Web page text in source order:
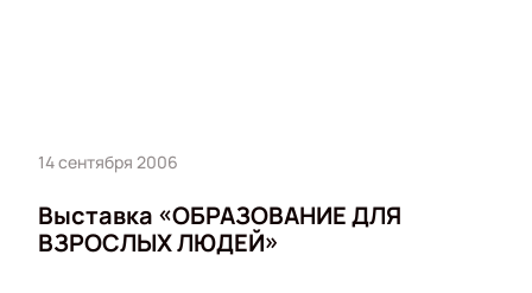
14 сентября 2006
Выставка «ОБРАЗОВАНИЕ ДЛЯ
ВЗРОСЛЫХ ЛЮДЕЙ»